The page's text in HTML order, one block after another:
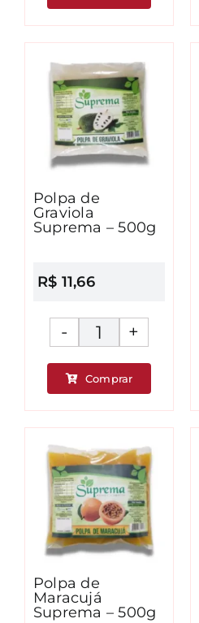
Caju
-
500g
quantidade
Polpa de
Graviola
Suprema – 500g
R$ 11,66
Polpa
de
Graviola
-
500g
quantidade
Comprar
Polpa de
Maracujá
Suprema – 500g